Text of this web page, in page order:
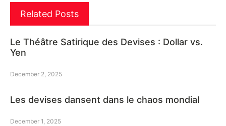
Related Posts
Le Théâtre Satirique des Devises : Dollar vs.
Yen
December 2, 2025
Les devises dansent dans le chaos mondial
December 1, 2025